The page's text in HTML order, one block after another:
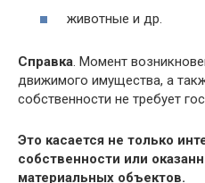
животные и др.
Справка. Момент
движимого имущества, а
собственности не требует
Это касается не только
собственности или
материальных объектов.